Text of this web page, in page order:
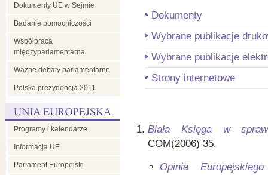
w
UE
Dokumenty UE w Sejmie
Badanie pomocniczości
Współpraca
międzyparlamentarna
Ważne debaty parlamentarne
Polska prezydencja 2011
Programy i kalendarze
Informacja UE
Parlament Europejski
Dokumenty
Wybrane publikacje
Wybrane publikacje
Strony internetowe
Biała Księga w
COM(2006) 35.
Opinia